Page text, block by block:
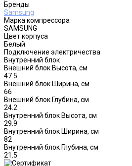
Бренды
Samsung
Марка компрессора
SAMSUNG
Цвет корпуса
Белый
Подключение электричества
Внутренний блок
Внешний блок Высота, см
47.5
Внешний блок Ширина, см
66
Внешний блок Глубина, см
24.2
Внутренний блок Высота, см
29.9
Внутренний блок Ширина, см
82
Внутренний блок Глубина, см
21.5